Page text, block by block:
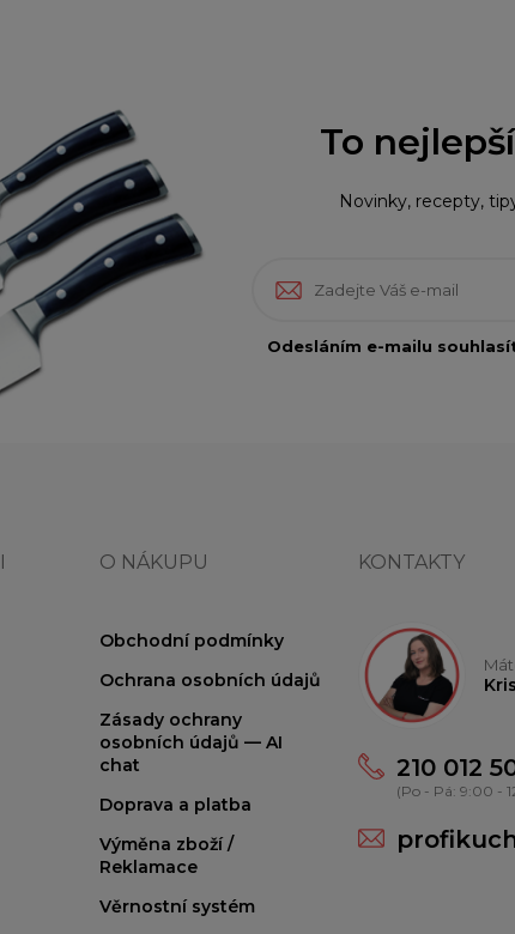
To
Novinky, recepty,
Odesláním e-mailu
O NÁKUPU
Obchodní podmínky
Ochrana osobních údajů
Zásady ochrany
osobních údajů — AI
chat
Doprava a platba
Výměna zboží /
Reklamace
Věrnostní systém
KONTAKTY
210 012
(Po - Pá: 9:00 -